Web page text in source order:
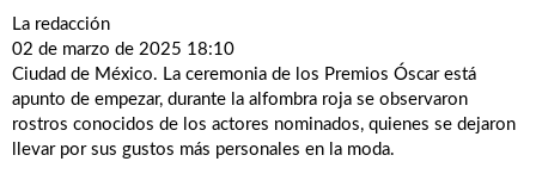
La redacción
02 de marzo de 2025 18:10
Ciudad de México. La ceremonia de los Premios Óscar está
apunto de empezar, durante la alfombra roja se observaron
rostros conocidos de los actores nominados, quienes se dejaron
llevar por sus gustos más personales en la moda.